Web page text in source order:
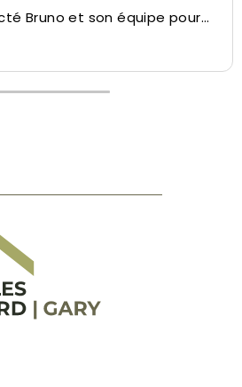
Bruno et son équipe pour
de nos
et nous diriger sur ce
faire avec l’espace dédié,
à côté de chez nous afin de
notre décision.
un travail de qualité,
l’ensemble des réalisations
prises et interrupteurs, la
la couleur du parquet,
l’emplacement des
leurs bons conseils